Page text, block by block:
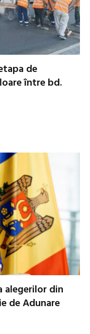
de
între bd.
alegerilor din
de Adunare